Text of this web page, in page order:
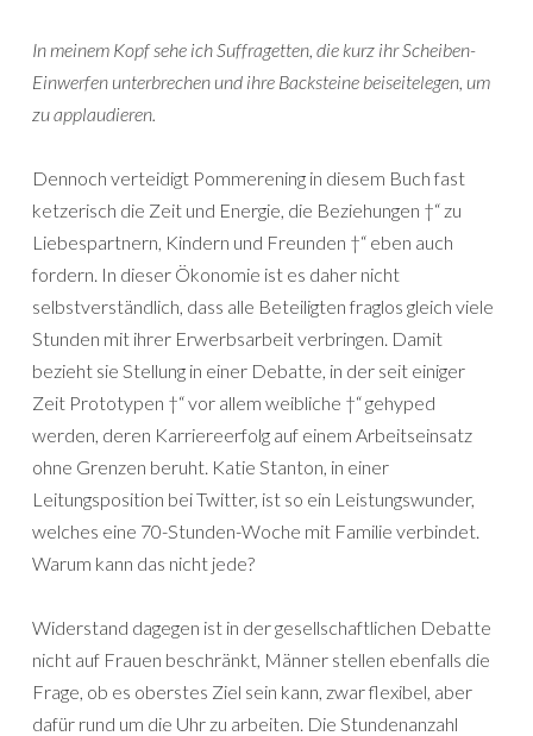
In meinem Kopf sehe ich Suffragetten, die kurz ihr Scheiben-
Einwerfen unterbrechen und ihre Backsteine beiseitelegen, um
zu applaudieren.
Dennoch verteidigt Pommerening in diesem Buch fast
ketzerisch die Zeit und Energie, die Beziehungen †“ zu
Liebespartnern, Kindern und Freunden †“ eben auch
fordern. In dieser Ökonomie ist es daher nicht
selbstverständlich, dass alle Beteiligten fraglos gleich viele
Stunden mit ihrer Erwerbsarbeit verbringen. Damit
bezieht sie Stellung in einer Debatte, in der seit einiger
Zeit Prototypen †“ vor allem weibliche †“ gehyped
werden, deren Karriereerfolg auf einem Arbeitseinsatz
ohne Grenzen beruht. Katie Stanton, in einer
Leitungsposition bei Twitter, ist so ein Leistungswunder,
welches eine 70-Stunden-Woche mit Familie verbindet.
Warum kann das nicht jede?
Widerstand dagegen ist in der gesellschaftlichen Debatte
nicht auf Frauen beschränkt, Männer stellen ebenfalls die
Frage, ob es oberstes Ziel sein kann, zwar flexibel, aber
dafür rund um die Uhr zu arbeiten. Die Stundenanzahl